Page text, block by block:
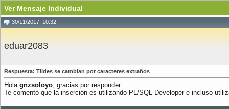
Ver Mensaje Individual
30/11/2017, 10:32
eduar2083
Respuesta: Tildes se cambian por caracteres extraños
Hola gnzsoloyo, gracias por responder.
Te comento que la inserción es utilizando PL/SQL Developer e incluso